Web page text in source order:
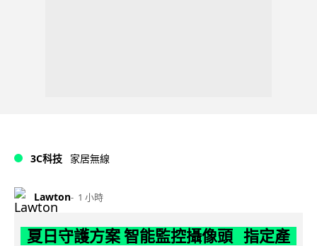
3C科技 家居無線
Lawton 1 小時
夏日守護方案 智能監控攝像頭 指定產